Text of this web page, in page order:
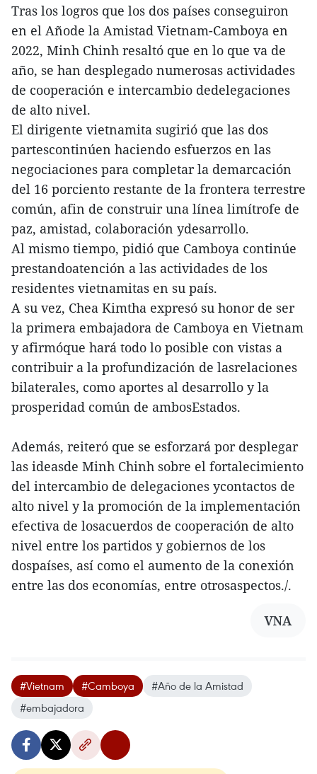
Tras los logros que los dos países conseguiron
en el Añode la Amistad Vietnam-Camboya en
2022, Minh Chinh resaltó que en lo que va de
año, se han desplegado numerosas actividades
de cooperación e intercambio dedelegaciones
de alto nivel.
El dirigente vietnamita sugirió que las dos
partescontinúen haciendo esfuerzos en las
negociaciones para completar la demarcación
del 16 porciento restante de la frontera terrestre
común, afin de construir una línea limítrofe de
paz, amistad, colaboración ydesarrollo.
Al mismo tiempo, pidió que Camboya continúe
prestandoatención a las actividades de los
residentes vietnamitas en su país.
A su vez, Chea Kimtha expresó su honor de ser
la primera embajadora de Camboya en Vietnam
y afirmóque hará todo lo posible con vistas a
contribuir a la profundización de lasrelaciones
bilaterales, como aportes al desarrollo y la
prosperidad común de ambosEstados.
Además, reiteró que se esforzará por desplegar
las ideasde Minh Chinh sobre el fortalecimiento
del intercambio de delegaciones ycontactos de
alto nivel y la promoción de la implementación
efectiva de losacuerdos de cooperación de alto
nivel entre los partidos y gobiernos de los
dospaíses, así como el aumento de la conexión
entre las dos economías, entre otrosaspectos./.
VNA
#Vietnam #Camboya
#Año de la Amistad
#embajadora